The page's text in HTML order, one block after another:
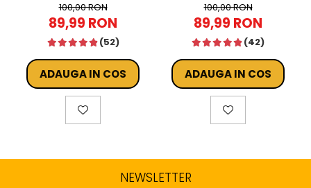
100,00 RON
89,99 RON
(52)
ADAUGA IN COS
100,00 RON
89,99 RON
(42)
ADAUGA IN COS
NEWSLETTER